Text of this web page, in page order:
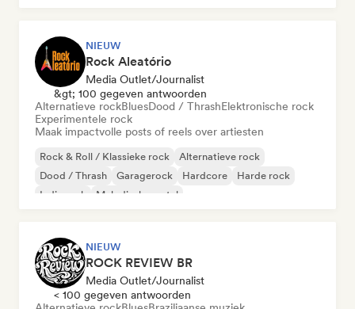
NIEUW
Rock Aleatório
Media Outlet/Journalist
&gt; 100 gegeven antwoorden
Alternatieve rockBluesDood / ThrashElektronische rock
Experimentele rock
Maak impactvolle posts of reels over artiesten
Rock & Roll / Klassieke rock
Alternatieve rock
Dood / Thrash
Garagerock Hardcore
Harde rock
Indie rock
Melodische metal
NIEUW
ROCK REVIEW BR
Media Outlet/Journalist
< 100 gegeven antwoorden